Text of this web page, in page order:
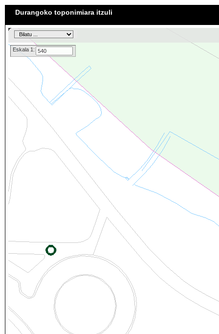
Durangoko toponimiara itzuli
Eskala 1: